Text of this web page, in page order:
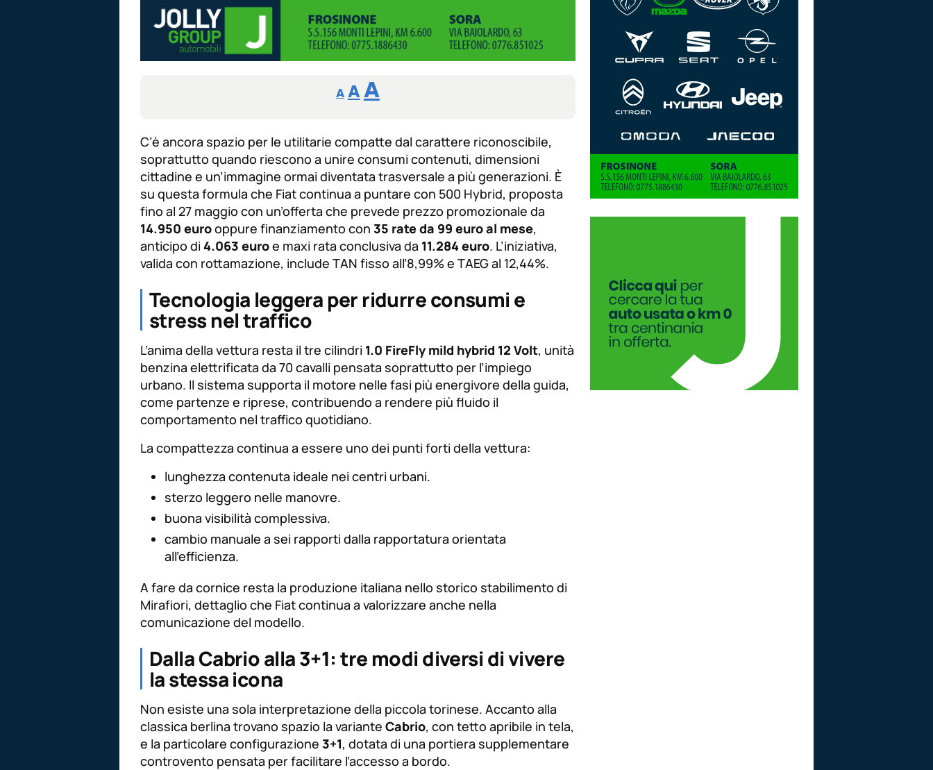
A
Reducir
tamaño
A Restablecer
tamaño
de
fuente
AAumentar
de
fuente.
C’è ancora spazio per le utilitarie compatte dal carattere riconoscibile,
soprattutto quando riescono a unire consumi contenuti, dimensioni
cittadine e un’immagine ormai diventata trasversale a più generazioni. È
su questa formula che Fiat continua a puntare con 500 Hybrid, proposta
fino al 27 maggio con un’offerta che prevede prezzo promozionale da
14.950 eurooppure finanziamento con 35 rate da 99 euro al mese,
anticipo di 4.063 euroe maxi rata conclusiva da 11.284 euro. L’iniziativa,
valida con rottamazione, include TAN fisso all’8,99% e TAEG al 12,44%.
Tecnologia leggera per ridurre consumi e
stress nel traffico
L’anima della vettura resta il tre cilindri 1.0 FireFly mild hybrid 12 Volt, unità
benzina elettrificata da 70 cavalli pensata soprattutto per l’impiego
urbano. Il sistema supporta il motore nelle fasi più energivore della guida,
come partenze e riprese, contribuendo a rendere più fluido il
comportamento nel traffico quotidiano.
La compattezza continua a essere uno dei punti forti della vettura:
lunghezza contenuta ideale nei centri urbani.
sterzo leggero nelle manovre.
buona visibilità complessiva.
cambio manuale a sei rapporti dalla rapportatura orientata
all’efficienza.
A fare da cornice resta la produzione italiana nello storico stabilimento di
Mirafiori, dettaglio che Fiat continua a valorizzare anche nella
comunicazione del modello.
Dalla Cabrio alla 3+1: tre modi diversi di vivere
la stessa icona
Non esiste una sola interpretazione della piccola torinese. Accanto alla
classica berlina trovano spazio la variante Cabrio, con tetto apribile in tela,
e la particolare configurazione 3+1, dotata di una portiera supplementare
controvento pensata per facilitare l’accesso a bordo.